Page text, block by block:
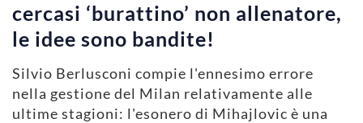
cercasi ‘burattino’ non allenatore,
le idee sono bandite!
Silvio Berlusconi compie l'ennesimo errore
nella gestione del Milan relativamente alle
ultime stagioni: l'esonero di Mihajlovic è una